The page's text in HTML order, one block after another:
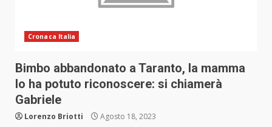
Cronaca Italia
Bimbo abbandonato a Taranto, la mamma
lo ha potuto riconoscere: si chiamerà
Gabriele
Lorenzo Briotti Agosto 18, 2023